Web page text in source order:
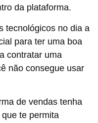
da plataforma.
tecnológicos no dia a
para ter uma boa
contratar uma
não consegue usar
de vendas tenha
te permita